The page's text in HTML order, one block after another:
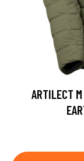
ARTILECT